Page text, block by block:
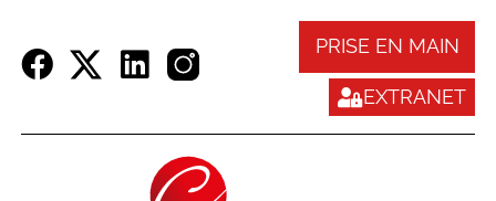
PRISE EN MAIN
EXTRANET